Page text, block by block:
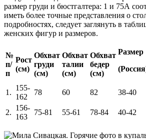
размер груди и бюстгалтера: 1 и 75А
иметь более точные представления о
подробностях, следует заглянуть в
женских фигур и размеров.
№
п/
п
Рост
(см)
Обхват
груди
(см)
Обхват
талии
(см)
Обхват
бедер
(см)
Размер
1.
155-
162
78 60 82 38-40
2.
156-
163
75-81 55-61 78-84 40-42